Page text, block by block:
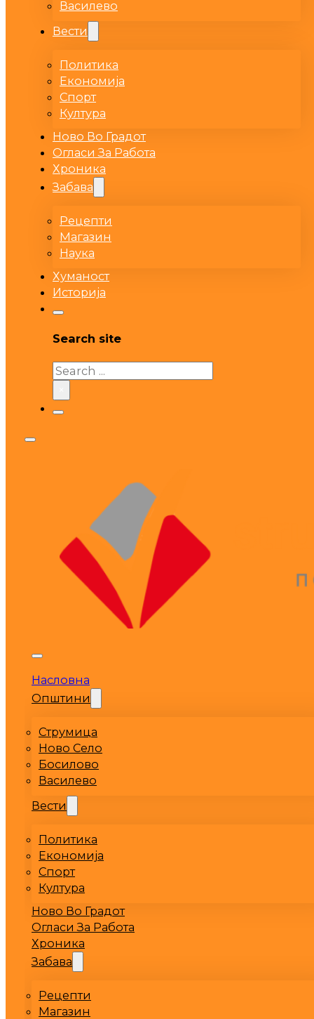
Василево
Вести
Политика
Економија
Спорт
Култура
Ново Во Градот
Огласи За Работа
Хроника
Забава
Рецепти
Магазин
Наука
Хуманост
Историја
Search site
Search
Насловна
Општини
Струмица
Ново Село
Босилово
Василево
Вести
Политика
Економија
Спорт
Култура
Ново Во Градот
Огласи За Работа
Хроника
Забава
Рецепти
Магазин